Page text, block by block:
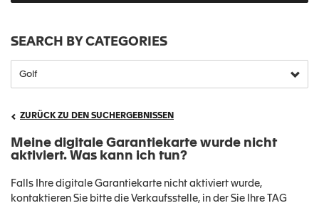
SEARCH BY CATEGORIES
ZURÜCK ZU DEN SUCHERGEBNISSEN
Meine digitale Garantiekarte wurde nicht
aktiviert. Was kann ich tun?
Falls Ihre digitale Garantiekarte nicht aktiviert wurde,
kontaktieren Sie bitte die Verkaufsstelle, in der Sie Ihre TAG